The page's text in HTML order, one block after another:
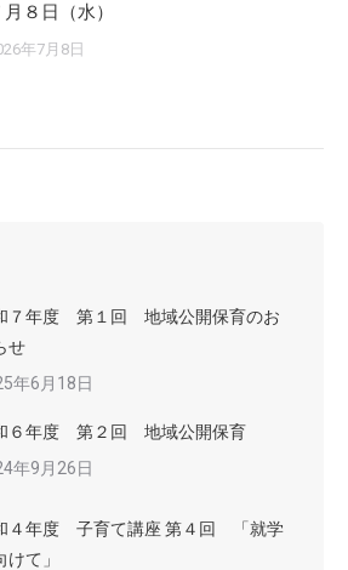
月８日（水）
年7月8日
７年度 第１回 地域公開保育のお
せ
年6月18日
６年度 第２回 地域公開保育
年9月26日
４年度 子育て講座 第４回 「就学
けて」